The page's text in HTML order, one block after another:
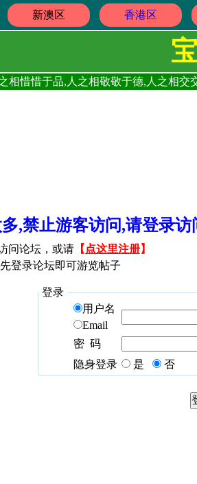
新澳区 香港区
相惜惜于品,人之相敬敬于德,人之相
多,禁止游客访问,请登录
问论坛，或请 【 点这里注册】
登录论坛即可游览帖子
登录
用户名
Email
密 码
隐身登录
是 否